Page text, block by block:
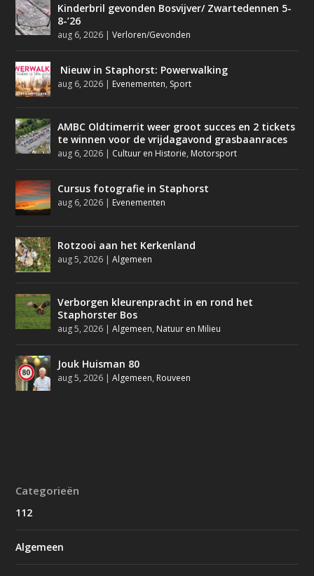
Kinderbril gevonden Bosvijver/ Zwartedennen 5-
8-’26
aug 6, 2026 |Verloren/Gevonden
Nieuw in Staphorst: Powerwalking
aug 6, 2026 | Evenementen, Sport
AMBC Oldtimerrit weer groot succes en 2 tickets
te winnen voor de vrijdagavond grasbaanraces
aug 6, 2026 | Cultuur en Historie, Motorsport
Cursus fotografie in Staphorst
aug 6, 2026 | Evenementen
Rotzooi aan het Kerkenland
aug 5, 2026 |Algemeen
Verborgen kleurenpracht in en rond het
Staphorster Bos
aug 5, 2026 |Algemeen, Natuur en Milieu
Jouk Huisman 80
aug 5, 2026 |Algemeen, Rouveen
Categorieën
112
Algemeen